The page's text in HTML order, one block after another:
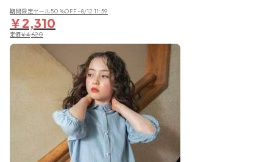
期間限定セール50％OFF~8/12 11:59
￥2,310
定価￥4,620